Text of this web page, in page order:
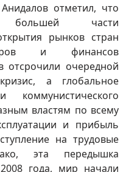
отметил, что
большей части
рынков стран
и финансов
отсрочили очередной
а глобальное
властям по всему
и прибыль
на трудовые
эта передышка
года, мир начали